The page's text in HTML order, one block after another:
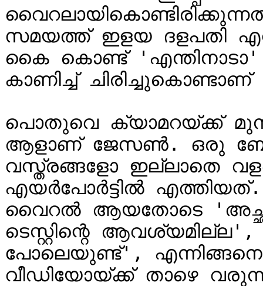
സമയത്ത് ഇളയ ദളപതി
കൈ കൊണ്ട് 'എന്തിനാടാ'
കാണിച്ച്
പൊതുവെ ക്യാമറയ്ക്ക്
ആളാണ് ജേസൺ. ഒരു
വസ്ത്രങ്ങളോ ഇല്ലാതെ
എയർപോർട്ടിൽ
വൈറൽ ആയതോടെ
ടെസ്റ്റിന്റെ ആവശ്യമില്ല',
പോലെയുണ്ട്', എന്നിങ്ങനെ
വീഡിയോയ്ക്ക് താഴെ